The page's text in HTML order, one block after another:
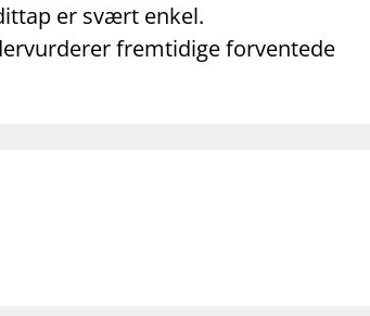
er svært enkel.
fremtidige forventede